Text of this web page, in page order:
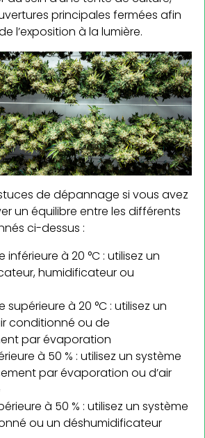
principales fermées afin
l’exposition à la lumière.
de dépannage si vous avez
un équilibre entre les différents
ci-dessus :
inférieure à 20 °C : utilisez un
humidificateur ou
supérieure à 20 °C : utilisez un
conditionné ou de
par évaporation
à 50 % : utilisez un système
par évaporation ou d’air
à 50 % : utilisez un système
ou un déshumidificateur